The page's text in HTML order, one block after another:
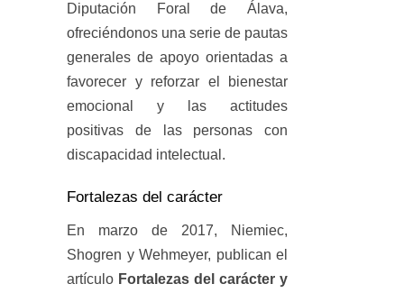
Diputación Foral de Álava,
ofreciéndonos una serie de pautas
generales de apoyo orientadas a
favorecer y reforzar el bienestar
emocional y las actitudes
positivas de las personas con
discapacidad intelectual.
Fortalezas del carácter
En marzo de 2017, Niemiec,
Shogren y Wehmeyer, publican el
artículo Fortalezas del carácter y